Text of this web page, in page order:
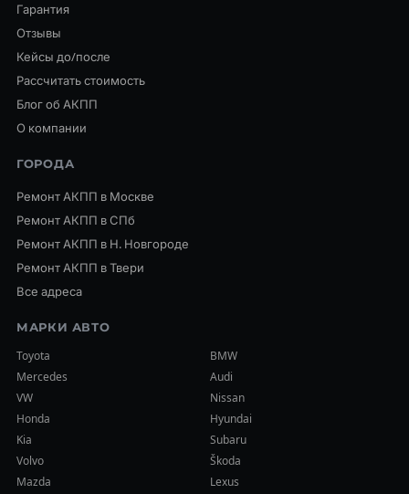
Гарантия
Отзывы
Кейсы до/после
Рассчитать стоимость
Блог об АКПП
О компании
ГОРОДА
Ремонт АКПП в Москве
Ремонт АКПП в СПб
Ремонт АКПП в Н. Новгороде
Ремонт АКПП в Твери
Все адреса
МАРКИ АВТО
Toyota
BMW
Mercedes
Audi
VW
Nissan
Honda
Hyundai
Kia
Subaru
Volvo
Škoda
Mazda
Lexus